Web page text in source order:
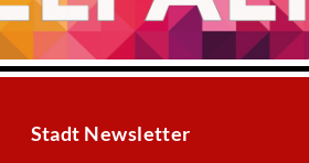
Stadt Newsletter